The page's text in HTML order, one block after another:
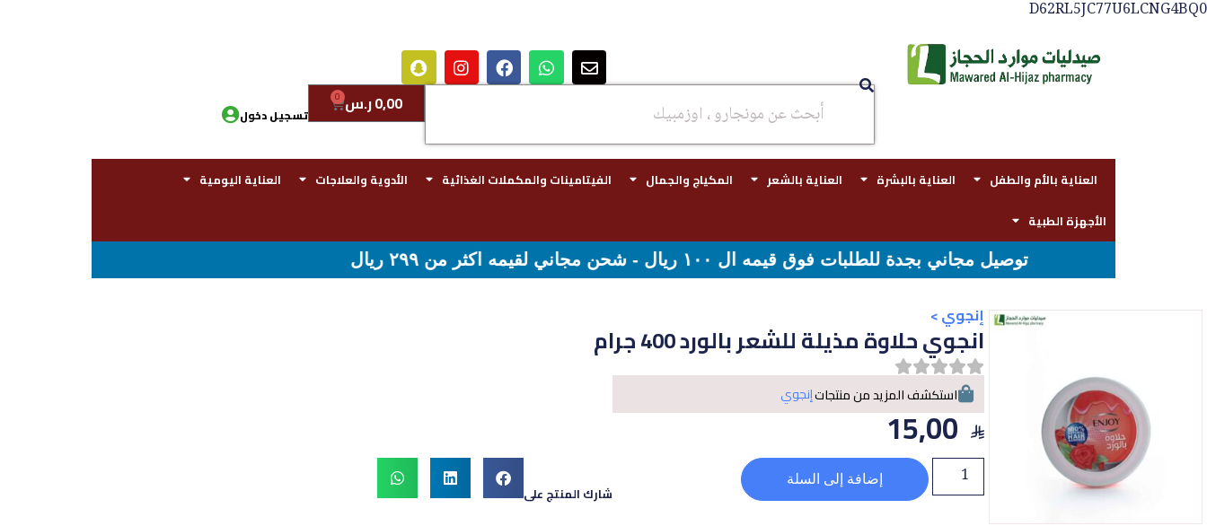
D62RL5JC77U6LCNG4BQ0
0,00ر.س 0
تسجيل دخول
العناية بالأم والطفل العناية بالبشرة العناية بالشعر المكياج والجمال الفيتامينات والمكملات الغذائية الأدوية والعلاجات
العناية اليومية
الأجهزة الطبية
توصيل مجاني بجدة للطلبات فوق قيمه ال ١٠٠ ريال - شحن مجاني لقيمه اكثر من ٢٩٩ ريال
إنجوي>
انجوي حلاوة مذيلة للشعر بالورد 400 جرام
استكشف المزيد من منتجاتإنجوي
15,00
إضافة إلى السلة
شارك المنتج على